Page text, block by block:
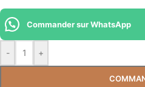
- +
Commander sur WhatsApp